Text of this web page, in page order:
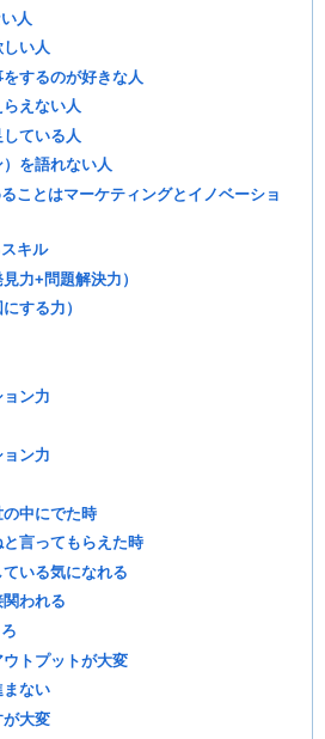
人
い人
するのが好きな人
えない人
ている人
を語れない人
ことはマーケティングとイノベーショ
キル
力+問題解決力）
する力）
ョン力
ン力
の中にでた時
言ってもらえた時
いる気になれる
われる
トプットが大変
まない
が大変